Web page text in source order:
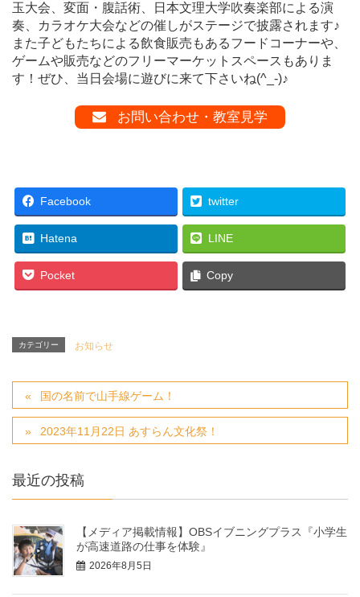
玉大会、変面・腹話術、日本文理大学吹奏楽部による演
奏、カラオケ大会などの催しがステージで披露されます♪
また子どもたちによる飲食販売もあるフードコーナーや、
ゲームや販売などのフリーマーケットスペースもありま
す！ぜひ、当日会場に遊びに来て下さいね(^_-)♪
お問い合わせ・教室見学
Facebook twitter
Hatena LINE
Pocket Copy
カテゴリー お知らせ
国の名前で山手線ゲーム！
2023年11月22日 あすらん文化祭！
最近の投稿
【メディア掲載情報】OBSイブニングプラス『小学生
が高速道路の仕事を体験』
2026年8月5日